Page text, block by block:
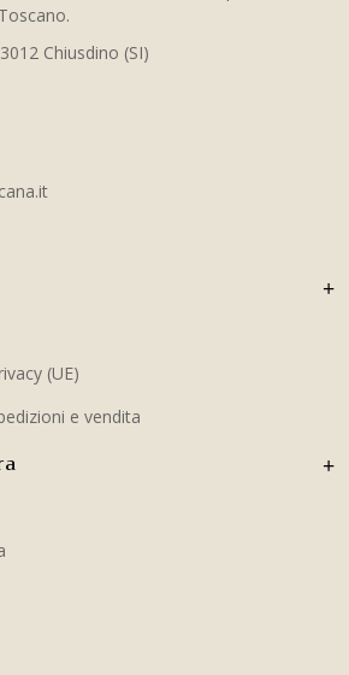
Chiusdino (SI)
(UE)
e vendita